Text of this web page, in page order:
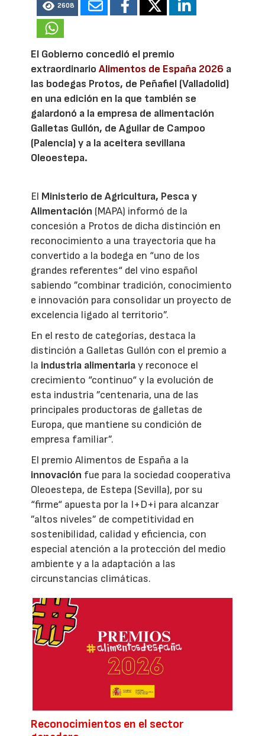
2608
El Gobierno concedió el premio
extraordinarioAlimentos de España 2026 a
las bodegas Protos, de Peñafiel (Valladolid)
en una edición en la que también se
galardonó a la empresa de alimentación
Galletas Gullón, de Aguilar de Campoo
(Palencia) y a la aceitera sevillana
Oleoestepa.
El Ministerio de Agricultura, Pesca y
Alimentación (MAPA) informó de la
concesión a Protos de dicha distinción en
reconocimiento a una trayectoria que ha
convertido a la bodega en “uno de los
grandes referentes“ del vino español
sabiendo ”combinar tradición, conocimiento
e innovación para consolidar un proyecto de
excelencia ligado al territorio”.
En el resto de categorías, destaca la
distinción a Galletas Gullón con el premio a
la industria alimentariay reconoce el
crecimiento “continuo“ y la evolución de
esta industria ”centenaria, una de las
principales productoras de galletas de
Europa, que mantiene su condición de
empresa familiar”.
El premio Alimentos de España a la
innovación fue para la sociedad cooperativa
Oleoestepa, de Estepa (Sevilla), por su
“firme“ apuesta por la I+D+i para alcanzar
”altos niveles” de competitividad en
sostenibilidad, calidad y eficiencia, con
especial atención a la protección del medio
ambiente y a la adaptación a las
circunstancias climáticas.
Reconocimientos en el sector